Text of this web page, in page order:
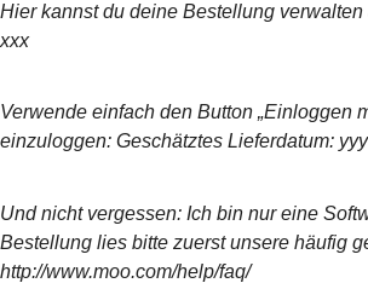
Hier kannst du deine Bestellung
xxx
Verwende einfach den Button „Einloggen
einzuloggen: Geschätztes Lieferdatum: yyy
Und nicht vergessen: Ich bin nur eine
Bestellung lies bitte zuerst unsere häufig
http://www.moo.com/help/faq/